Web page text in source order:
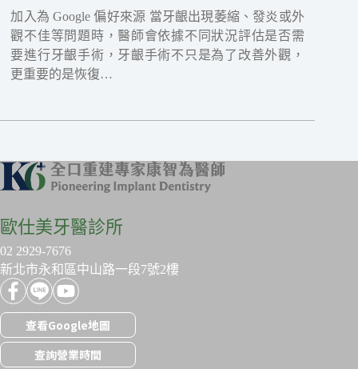
加入為 Google 偏好來源 當牙齦出現萎縮、發炎或外
觀不佳等問題時，醫師會依據不同狀況評估是否需
要進行牙齦手術，牙齦手術不只是為了改善外觀，
更重要的是恢復…
歐仕美牙醫診所
02 2929-7676
新北市永和區中山路一段7號2樓
查看Google地圖
查詢營業時間